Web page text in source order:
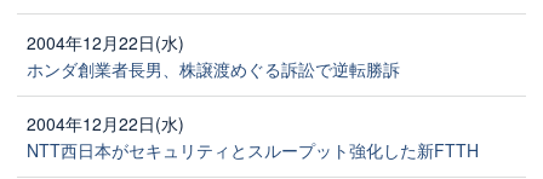
2004年12月22日(水)
ホンダ創業者長男、株譲渡めぐる訴訟で逆転勝訴
2004年12月22日(水)
NTT西日本がセキュリティとスループット強化した新FTTH